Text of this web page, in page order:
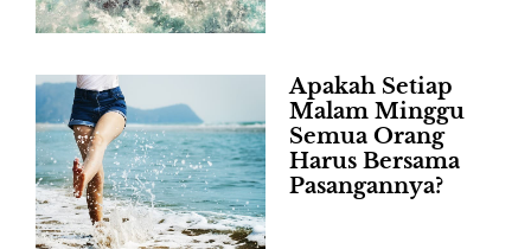
Apakah Setiap
Malam Minggu
Semua Orang
Harus Bersama
Pasangannya?